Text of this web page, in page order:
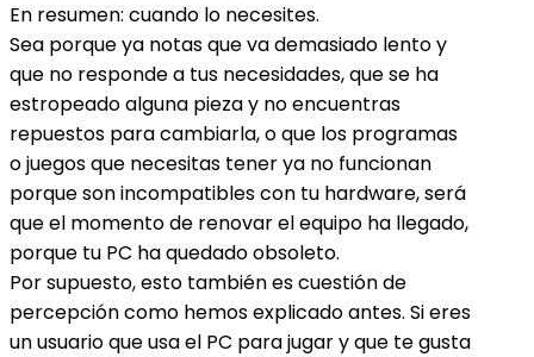
En resumen: cuando lo necesites.
Sea porque ya notas que va demasiado lento y
que no responde a tus necesidades, que se ha
estropeado alguna pieza y no encuentras
repuestos para cambiarla, o que los programas
o juegos que necesitas tener ya no funcionan
porque son incompatibles con tu hardware, será
que el momento de renovar el equipo ha llegado,
porque tu PC ha quedado obsoleto.
Por supuesto, esto también es cuestión de
percepción como hemos explicado antes. Si eres
un usuario que usa el PC para jugar y que te gusta